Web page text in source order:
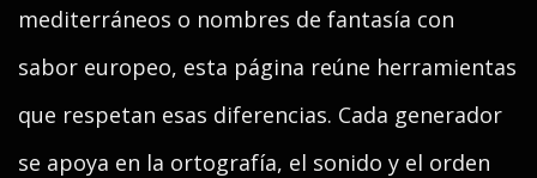
mediterráneos o nombres de fantasía con
sabor europeo, esta página reúne herramientas
que respetan esas diferencias. Cada generador
se apoya en la ortografía, el sonido y el orden